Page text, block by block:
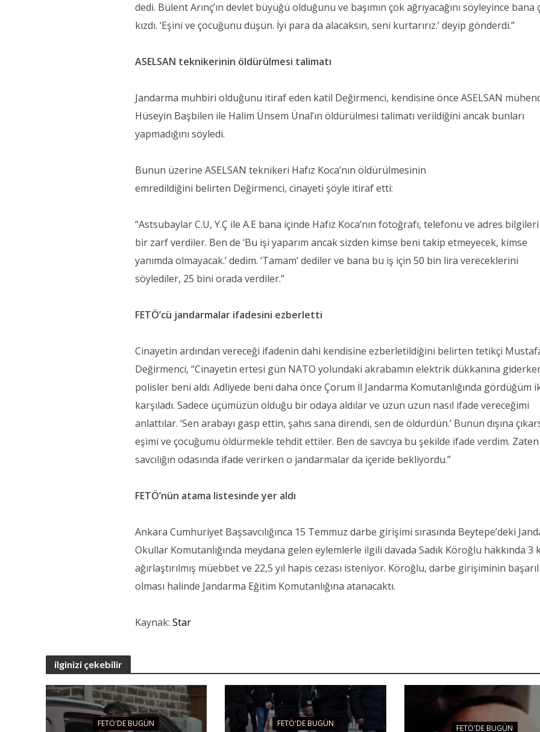
dedi. Bülent Arınç’ın devlet büyüğü olduğunu ve başımın çok ağrıyacağını söyleyince bana
kızdı. ‘Eşini ve çocuğunu düşün. İyi para da alacaksın, seni kurtarırız.’ deyip gönderdi.”
ASELSAN teknikerinin öldürülmesi talimatı
Jandarma muhbiri olduğunu itiraf eden katil Değirmenci, kendisine önce ASELSAN
Hüseyin Başbilen ile Halim Ünsem Ünal’ın öldürülmesi talimatı verildiğini ancak bunları
yapmadığını söyledi.
Bunun üzerine ASELSAN teknikeri Hafız Koca’nın öldürülmesinin
emredildiğini belirten Değirmenci, cinayeti şöyle itiraf etti:
“Astsubaylar C.U, Y.Ç ile A.E bana içinde Hafız Koca’nın fotoğrafı, telefonu ve adres
bir zarf verdiler. Ben de ‘Bu işi yaparım ancak sizden kimse beni takip etmeyecek, kimse
yanımda olmayacak.’ dedim. ‘Tamam’ dediler ve bana bu iş için 50 bin lira vereceklerini
söylediler, 25 bini orada verdiler.”
FETÖ’cü jandarmalar ifadesini ezberletti
Cinayetin ardından vereceği ifadenin dahi kendisine ezberletildiğini belirten tetikçi
Değirmenci, “Cinayetin ertesi gün NATO yolundaki akrabamın elektrik dükkanına
polisler beni aldı. Adliyede beni daha önce Çorum İl Jandarma Komutanlığında gördüğüm
karşıladı. Sadece üçümüzün olduğu bir odaya aldılar ve uzun uzun nasıl ifade vereceğimi
anlattılar. ‘Sen arabayı gasp ettin, şahıs sana direndi, sen de öldürdün.’ Bunun dışına
eşimi ve çocuğumu öldürmekle tehdit ettiler. Ben de savcıya bu şekilde ifade verdim. Zaten
savcılığın odasında ifade verirken o jandarmalar da içeride bekliyordu.”
FETÖ’nün atama listesinde yer aldı
Ankara Cumhuriyet Başsavcılığınca 15 Temmuz darbe girişimi sırasında Beytepe’deki
Okullar Komutanlığında meydana gelen eylemlerle ilgili davada Sadık Köroğlu hakkında 3
ağırlaştırılmış müebbet ve 22,5 yıl hapis cezası isteniyor. Köroğlu, darbe girişiminin başarılı
olması halinde Jandarma Eğitim Komutanlığına atanacaktı.
Kaynak:Star
ilginizi çekebilir
FETÖ'DE BUGÜN FETÖ'DE BUGÜN FETÖ'DE BUGÜN